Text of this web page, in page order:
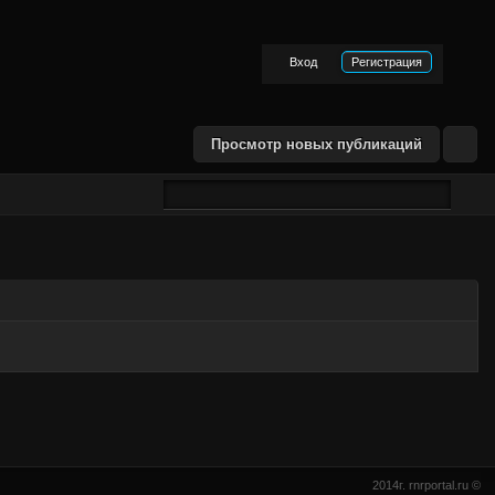
Вход Регистрация
Просмотр новых публикаций
2014г. rnrportal.ru ©